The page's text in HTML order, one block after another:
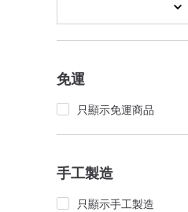
免運
只顯示免運商品
手工製造
只顯示手工製造